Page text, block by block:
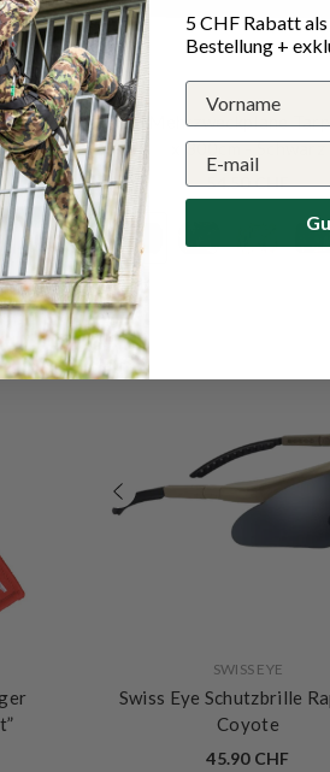
VERKÄUFERIN: MIL-TEC
Mil-Tec Schlüsselanhänger
Paracord Karabiner- Olive
8.90 CHF
VERKÄUFERIN:
MFH Mehrzweckplane
x 300cm- Schwarz
54.50 CHF
SWISS EYE
Swiss Eye Schutzbrille
Coyote
45.90 CHF
5 CHF Rabatt als
Bestellung +